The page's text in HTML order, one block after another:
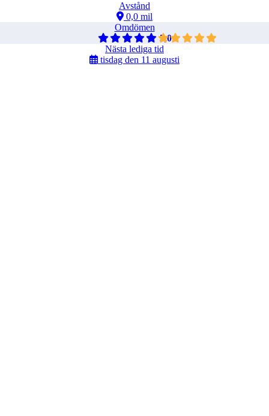
Avstånd
0,0 mil
Omdömen
5,0
Nästa lediga tid
tisdag den 11 augusti